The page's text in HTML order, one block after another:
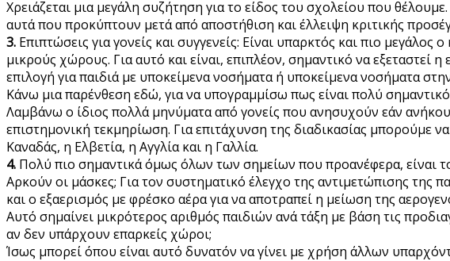
Χρειάζεται μια μεγάλη συζήτηση για το είδος του σχολείου που
αυτά που προκύπτουν μετά από αποστήθιση και έλλειψη κριτικής
3. Επιπτώσεις για γονείς και συγγενείς: Είναι υπαρκτός και πιο
μικρούς χώρους. Για αυτό και είναι, επιπλέον, σημαντικό να
επιλογή για παιδιά με υποκείμενα νοσήματα ή υποκείμενα νοσήματα
Κάνω μια παρένθεση εδώ, για να υπογραμμίσω πως είναι πολύ
Λαμβάνω ο ίδιος πολλά μηνύματα από γονείς που ανησυχούν εάν
επιστημονική τεκμηρίωση. Για επιτάχυνση της διαδικασίας μπορούμε
Καναδάς, η Ελβετία, η Αγγλία και η Γαλλία.
4. Πολύ πιο σημαντικά όμως όλων των σημείων που προανέφερα, είναι
Αρκούν οι μάσκες; Για τον συστηματικό έλεγχο της αντιμετώπισης
και ο εξαερισμός με φρέσκο αέρα για να αποτραπεί η μείωση της
Αυτό σημαίνει μικρότερος αριθμός παιδιών ανά τάξη με βάση τις
αν δεν υπάρχουν επαρκείς χώροι;
Ίσως μπορεί όπου είναι αυτό δυνατόν να γίνει με χρήση άλλων